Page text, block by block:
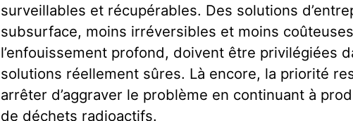
surveillables et récupérables. Des solutions
subsurface, moins irréversibles et moins
l’enfouissement profond, doivent être privilégiées
solutions réellement sûres. Là encore, la priorité
arrêter d’aggraver le problème en continuant à
de déchets radioactifs.